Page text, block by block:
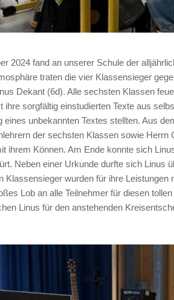
2024 fand an unserer Schule der
traten die vier Klassensieger
Dekant (6d).Alle sechsten Klassen
ihre sorgfältig einstudierten Texte aus
eines unbekannten Textes stellten. Aus
der sechsten Klassen sowie Herrn
ihrem Können. Am Ende konnte sich
Neben einer Urkunde durfte sich Linus
Klassensieger wurden für ihre Leistungen
Lob an alle Teilnehmer für diesen
Linus für den anstehenden